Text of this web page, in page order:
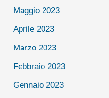
Maggio 2023
Aprile 2023
Marzo 2023
Febbraio 2023
Gennaio 2023